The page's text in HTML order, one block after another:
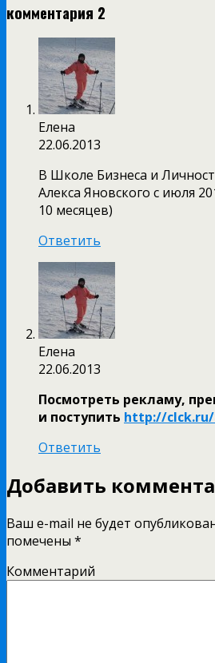
комментария 2
Елена
22.06.2013
В Школе Бизнеса и
Алекса Яновского с июля
10 месяцев)
Ответить
Елена
22.06.2013
Посмотреть рекламу,
и поступить http://clck.ru/
Ответить
Добавить
Ваш e-mail не будет
помечены *
Комментарий